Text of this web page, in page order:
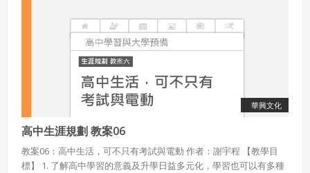
「必然正確」，並且打開對生涯的想像力，才可能做出更好的生涯
規劃。 這個教案即是協助學生洞悉外在社會對職責與角色的僵固期
待，減少這些「一定要」、「一定不行」的見解，對學生的影響。
在此同時，也讓學生明白，做特別的事、和社會不同步調，也不可
避免地有它的辛苦和代價。
華興文化
高中生涯規劃 教案06
教案06：高中生活，可不只有考試與電動 作者：謝宇程 【教學目
標】 1. 了解高中學習的意義及升學日益多元化，學習也可以有多種
五、聲明保證
會員聲明並保證會員於使用本系統時創作、上傳或張貼的著
作物，會員享有所有權或經合法授權。
如會員違反前項約定致吉寶系統公司遭追訴、請求或求償
者，吉寶系統公司應立即通知會員，必要時本系統得移除爭
議內容。會員應協助相關程序並負擔吉寶系統公司因此所生
支出（包括律師費用）、損害及損失。
六、終止